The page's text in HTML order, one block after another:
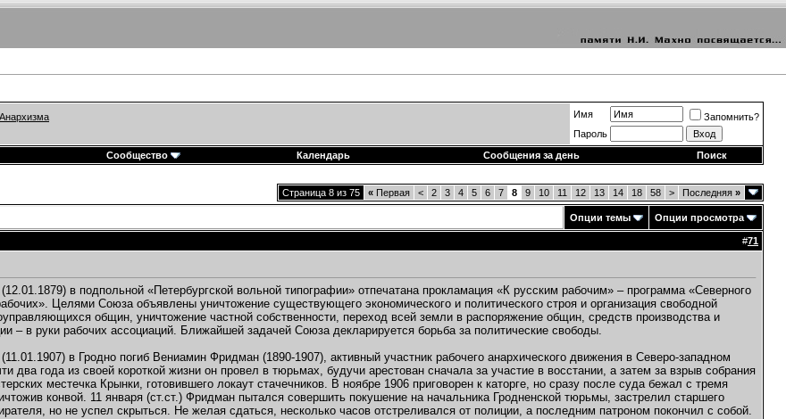
Имя
Запомнить?
Пароль
Сообщество Календарь Сообщения за день Поиск
Страница 8 из 75 « Первая < 2 3 4 5 6 7 8 9 10 11 12 13 14 18 58 > Последняя »
Опции темы Опции просмотра
#71
(12.01.1879) в подпольной «Петербургской вольной типографии» отпечатана прокламация «К русским рабочим» – программа «Северного
Целями Союза объявлены уничтожение существующего экономического и политического строя и организация свободной
общин, уничтожение частной собственности, переход всей земли в распоряжение общин, средств производства и
– в руки рабочих ассоциаций. Ближайшей задачей Союза декларируется борьба за политические свободы.
(11.01.1907) в Гродно погиб Вениамин Фридман (1890-1907), активный участник рабочего анархического движения в Северо-западном
два года из своей короткой жизни он провел в тюрьмах, будучи арестован сначала за участие в восстании, а затем за взрыв собрания
местечка Крынки, готовившего локаут стачечников. В ноябре 1906 приговорен к каторге, но сразу после суда бежал с тремя
конвой. 11 января (ст.ст.) Фридман пытался совершить покушение на начальника Гродненской тюрьмы, застрелил старшего
но не успел скрыться. Не желая сдаться, несколько часов отстреливался от полиции, а последним патроном покончил с собой.